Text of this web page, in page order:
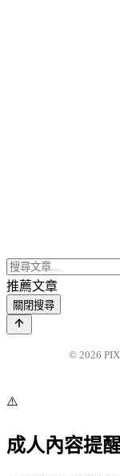
推薦文章
關閉搜尋
© 2026
⚠️
成人內容提